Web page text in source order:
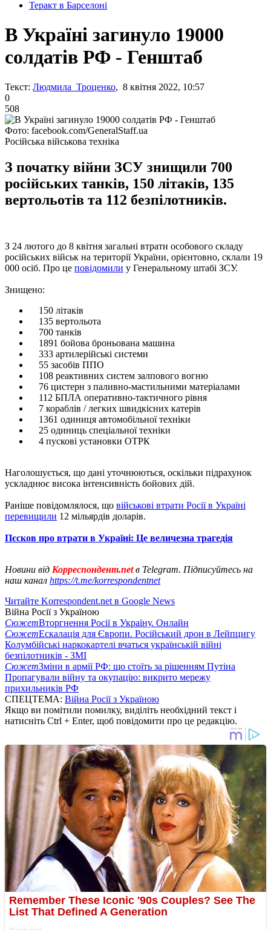
Теракт в Барселоні
В Україні загинуло 19000
солдатів РФ - Генштаб
Текст: Людмила Троценко, 8 квітня 2022, 10:57
0
508
Фото: facebook.com/GeneralStaff.ua
Російська військова техніка
З початку війни ЗСУ знищили 700
російських танків, 150 літаків, 135
вертольотів та 112 безпілотників.
З 24 лютого до 8 квітня загальні втрати особового складу
російських військ на території України, орієнтовно, склали 19
000 осіб. Про це повідомили у Генеральному штабі ЗСУ.
Знищено:
150 літаків
135 вертольота
700 танків
1891 бойова броньована машина
333 артилерійські системи
55 засобів ППО
108 реактивних систем залпового вогню
76 цистерн з паливно-мастильними матеріалами
112 БПЛА оперативно-тактичного рівня
7 кораблів / легких швидкісних катерів
1361 одиниця автомобільної техніки
25 одиниць спеціальної техніки
4 пускові установки ОТРК
Наголошується, що дані уточнюються, оскільки підрахунок
ускладнює висока інтенсивність бойових дій.
Раніше повідомлялося, що військові втрати Росії в Україні
перевищили 12 мільярдів доларів.
Пєсков про втрати в Україні: Це величезна трагедія
Новини від Корреспондент.netв Telegram. Підписуйтесь на
наш канал https://t.me/korrespondentnet
Читайте Korrespondent.net в Google News
Війна Росії з Україною
СюжетВторгнення Росії в Україну. Онлайн
СюжетЕскалація для Європи. Російський дрон в Лейпцигу
Колумбійські наркокартелі вчаться українській війні
безпілотників - ЗМІ
СюжетЗміни в армії РФ: що стоїть за рішенням Путіна
Пропагували війну та окупацію: викрито мережу
прихильників РФ
СПЕЦТЕМА: Війна Росії з Україною
Якщо ви помітили помилку, виділіть необхідний текст і
натисніть Ctrl + Enter, щоб повідомити про це редакцію.